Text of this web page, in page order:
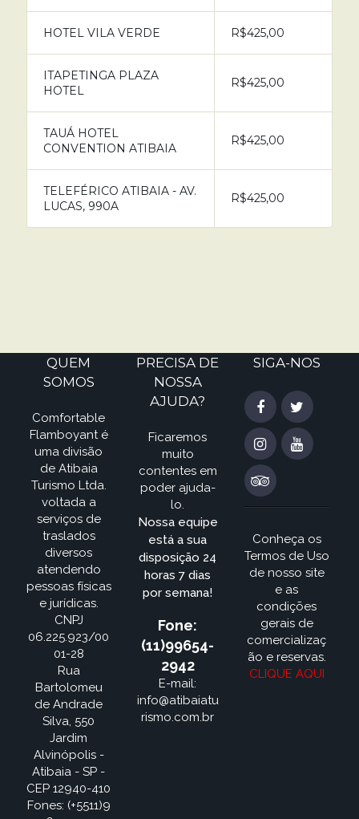
HOTEL VILA VERDE R$425,00
ITAPETINGA PLAZA
HOTEL
R$425,00
TAUÁ HOTEL
CONVENTION ATIBAIA
R$425,00
TELEFÉRICO ATIBAIA - AV.
LUCAS, 990A
R$425,00
QUEM
SOMOS
Comfortable
Flamboyant é
uma divisão
de Atibaia
Turismo Ltda.
voltada a
serviços de
traslados
diversos
atendendo
pessoas físicas
e jurídicas.
CNPJ
06.225.923/00
01-28
Rua
Bartolomeu
de Andrade
Silva, 550
Jardim
Alvinópolis -
Atibaia - SP -
CEP 12940-410
Fones: (+5511)9
PRECISA DE
NOSSA
AJUDA?
Ficaremos
muito
contentes em
poder ajuda-
lo.
Nossa equipe
está a sua
disposição 24
horas 7 dias
por semana!
Fone:
(11)99654-
2942
E-mail:
info@atibaiatu
rismo.com.br
SIGA-NOS
Conheça os
Termos de Uso
de nosso site
e as
condições
gerais de
comercializaç
ão e reservas.
CLIQUE AQUI